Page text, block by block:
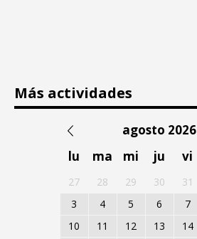
Más actividades
agosto 2026
lu
ma mi ju vi
27 28 29 30 31
3
4 5 6 7
10
11 12 13 14